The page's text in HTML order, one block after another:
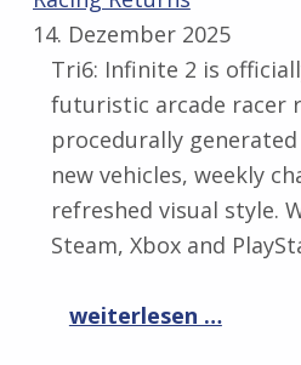
14. Dezember 2025
Tri6: Infinite 2 is
futuristic arcade racer
procedurally
new vehicles, weekly
refreshed visual style.
Steam, Xbox and
“Tri6: Infinite 2 Announced – Futuristic Arcade Racing Returns”
weiterlesen …